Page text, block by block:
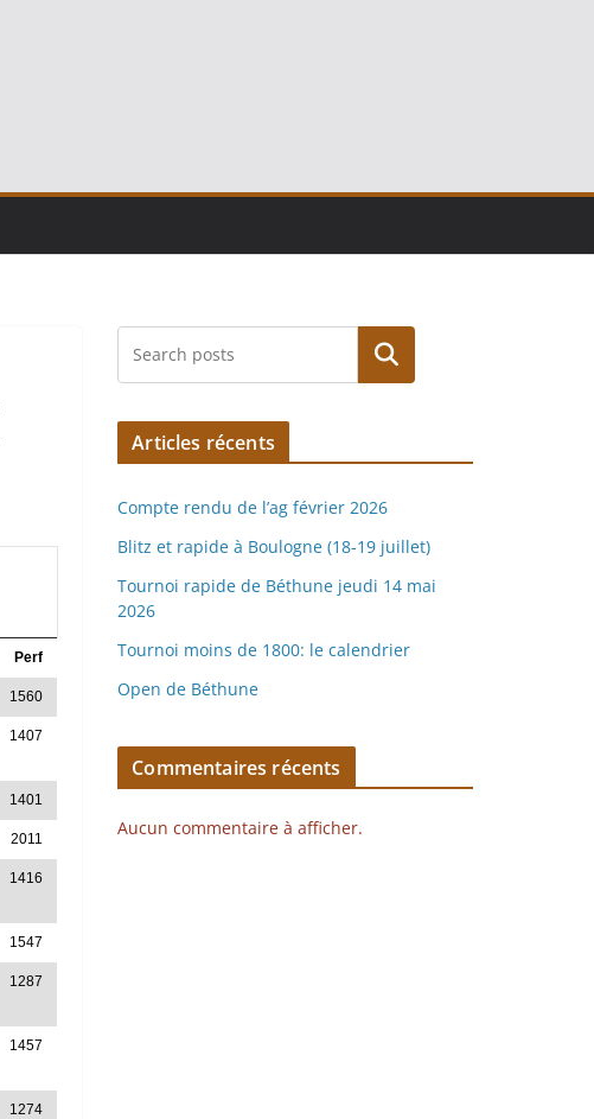
Perf
1560
1407
1401
2011
1416
1547
1287
1457
1274
Rechercher
Articles récents
Compte rendu de l’ag février 2026
Blitz et rapide à Boulogne (18-19 juillet)
Tournoi rapide de Béthune jeudi 14 mai
2026
Tournoi moins de 1800: le calendrier
Open de Béthune
Commentaires récents
Aucun commentaire à afficher.